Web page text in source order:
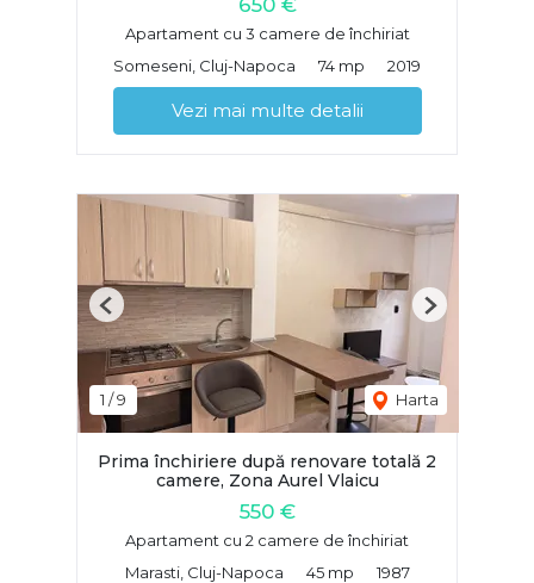
650 €
Apartament cu 3 camere de închiriat
Someseni, Cluj-Napoca
74 mp 2019
Vezi mai multe detalii
1 /9 Harta
Previous Next
Prima închiriere după renovare totală 2
camere, Zona Aurel Vlaicu
550 €
Apartament cu 2 camere de închiriat
Marasti, Cluj-Napoca
45 mp 1987